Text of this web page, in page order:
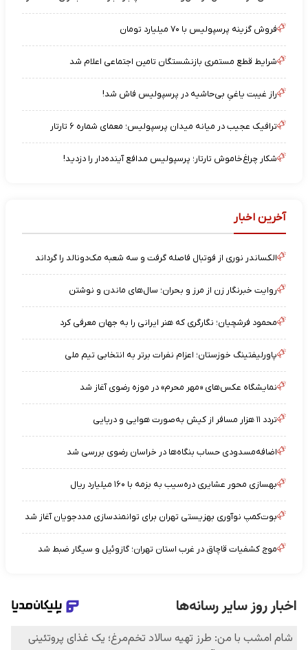
فروش گزینه پرسپولیس با ۷۰ میلیارد تومان
شرایط قطع مستمری بازنشستگان تامین اجتماعی اعلام شد
راز غیبت یاغیِ بی‌حاشیه در پرسپولیس فاش شد!
ترافیک عجیب در میانه میدان پرسپولیس؛ معمای شماره ۶ تارتار
شکار چراغ‌خاموش تارتار؛ پرسپولیس مدافع آینده‌دار را دزدید!
آخرین اخبار
الکساندر نوری از فوتبال فاصله گرفت و سه شعبه مک‌دونالد را گرداند
روایت خبرنگار زن از مرز و بحران؛ سال‌های ماندن و نوشتن
محمود فرشچیان؛ نگارگری که هنر ایرانی را به جهان معرفی کرد
پاورلیفتینگ خوزستان؛ اعزام نفرات برتر به انتخابی تیم ملی
نمایشگاه عکس‌های «مهر محرم» در موزه رضوی آغاز شد
تردد ۱۱ هزار مسافر از کیش به‌صورت هوایی و دریایی
اضافه‌مسدودی حساب بنگاه‌ها در خراسان رضوی بررسی شد
بهسازی محور عشایری دره‌سیب به بزمه با ۱۶۰ میلیارد ریال
بوت‌کمپ نوآوری بهزیستی تهران برای توانمندسازی مددجویان آغاز شد
موج کشفیات قاچاق در غرب استان تهران؛ گازوئیل و سیگار ضبط شد